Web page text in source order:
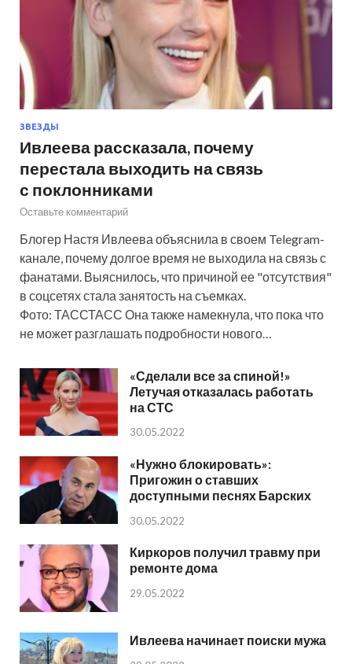
ЗВЕЗДЫ
Ивлеева рассказала, почему
перестала выходить на связь
с поклонниками
Оставьте комментарий
Блогер Настя Ивлеева объяснила в своем Telegram-
канале, почему долгое время не выходила на связь с
фанатами. Выяснилось, что причиной ее "отсутствия"
в соцсетях стала занятость на съемках.
Фото: ТАССТАСС Она также намекнула, что пока что
не может разглашать подробности нового…
«Сделали все за спиной!»
Летучая отказалась работать
на СТС
30.05.2022
«Нужно блокировать»:
Пригожин о ставших
доступными песнях Барских
30.05.2022
Киркоров получил травму при
ремонте дома
29.05.2022
Ивлеева начинает поиски мужа